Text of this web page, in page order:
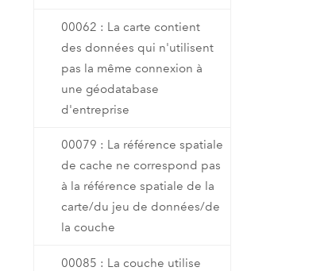
00062 : La carte contient
des données qui n'utilisent
pas la même connexion à
une géodatabase
d'entreprise
00079 : La référence spatiale
de cache ne correspond pas
à la référence spatiale de la
carte/du jeu de données/de
la couche
00085 : La couche utilise